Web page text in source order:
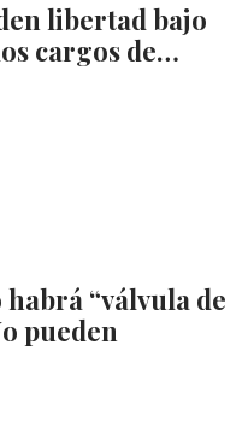
libertad bajo
cargos de…
“válvula de
pueden